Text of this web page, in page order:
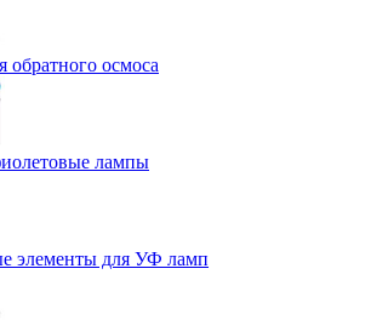
обратного осмоса
лампы
элементы для УФ ламп